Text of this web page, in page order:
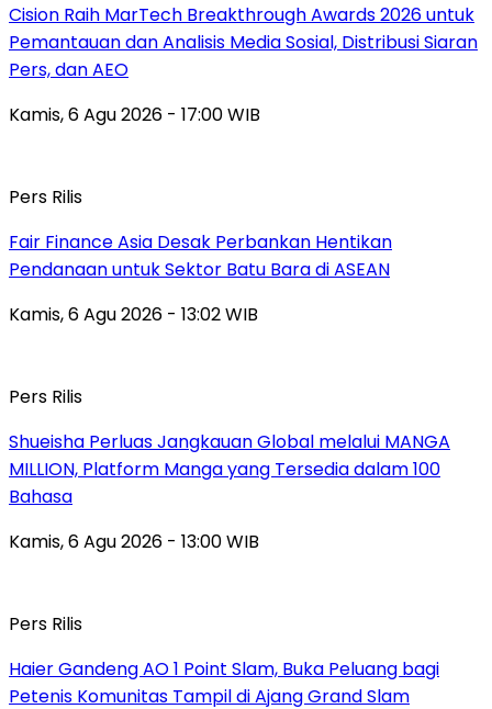
Cision Raih MarTech Breakthrough Awards 2026 untuk
Pemantauan dan Analisis Media Sosial, Distribusi Siaran
Pers, dan AEO
Kamis, 6 Agu 2026 - 17:00 WIB
Pers Rilis
Fair Finance Asia Desak Perbankan Hentikan
Pendanaan untuk Sektor Batu Bara di ASEAN
Kamis, 6 Agu 2026 - 13:02 WIB
Pers Rilis
Shueisha Perluas Jangkauan Global melalui MANGA
MILLION, Platform Manga yang Tersedia dalam 100
Bahasa
Kamis, 6 Agu 2026 - 13:00 WIB
Pers Rilis
Haier Gandeng AO 1 Point Slam, Buka Peluang bagi
Petenis Komunitas Tampil di Ajang Grand Slam